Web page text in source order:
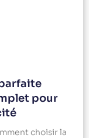
pour
choisir la